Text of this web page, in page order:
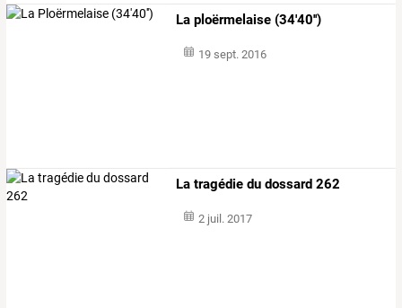
La ploërmelaise (34'40'')
19 sept. 2016
La tragédie du dossard 262
2 juil. 2017